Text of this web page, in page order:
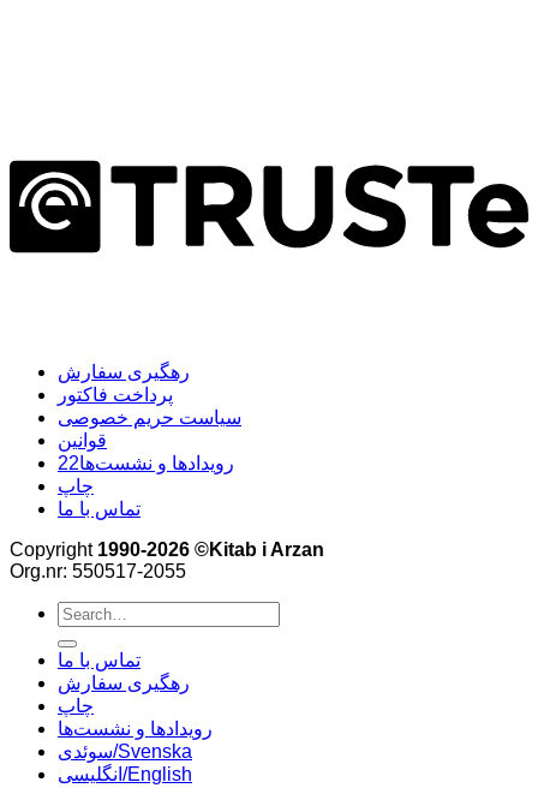
رهگیری سفارش
پرداخت فاکتور
سیاست حریم خصوصی
قوانین
22رویدادها و نشست‌ها
چاپ
تماس با ما
Copyright 1990-2026 ©Kitab i Arzan
Org.nr: 550517-2055
Search
for:
تماس با ما
رهگیری سفارش
چاپ
رویدادها و نشست‌ها
سوئدی/Svenska
انگلیسی/English